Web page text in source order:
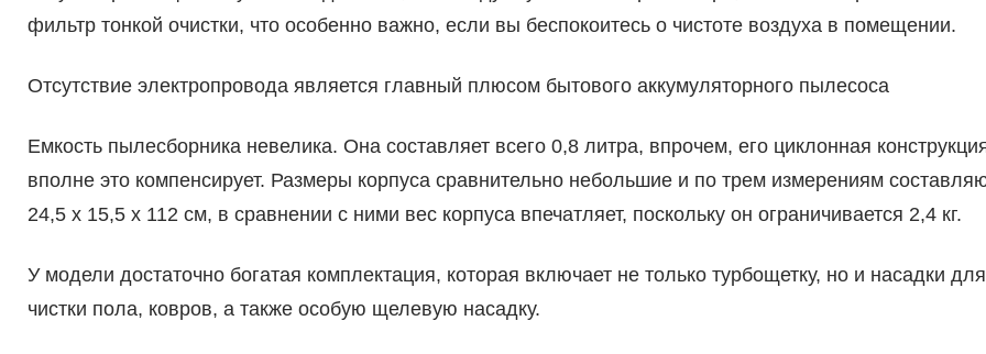
фильтр тонкой очистки, что особенно важно, если вы беспокоитесь о чистоте воздуха в помещении.
Отсутствие электропровода является главный плюсом бытового аккумуляторного пылесоса
Емкость пылесборника невелика. Она составляет всего 0,8 литра, впрочем, его циклонная
вполне это компенсирует. Размеры корпуса сравнительно небольшие и по трем измерениям
24,5 x 15,5 x 112 cм, в сравнении с ними вес корпуса впечатляет, поскольку он ограничивается 2,4 кг.
У модели достаточно богатая комплектация, которая включает не только турбощетку, но и насадки для
чистки пола, ковров, а также особую щелевую насадку.